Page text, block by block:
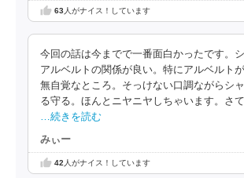
63人がナイス！しています
今回の話は今までで一番面白かったです。
アルベルトの関係が良い。特にアルベルト
無自覚なところ。そっけない口調ながらシ
る守る。ほんとニヤニヤしちゃいます。さ
…続きを読む
みぃー
42 人がナイス！しています